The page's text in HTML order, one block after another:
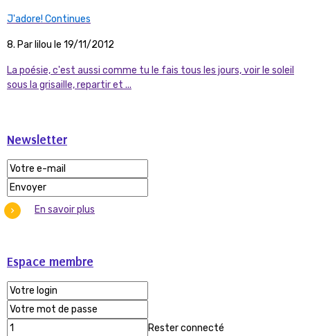
J'adore! Continues
8. Par lilou le 19/11/2012
La poésie, c'est aussi comme tu le fais tous les jours, voir le soleil
sous la grisaille, repartir et ...
Newsletter
En savoir plus
Espace membre
Rester connecté